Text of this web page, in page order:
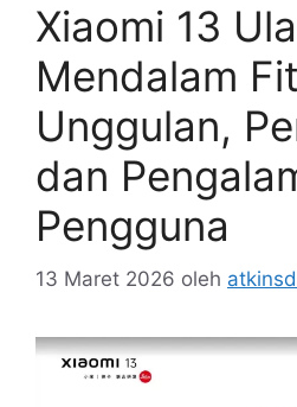
Xiaomi 13
Mendalam
Unggulan,
dan
Pengguna
13 Maret 2026 oleh